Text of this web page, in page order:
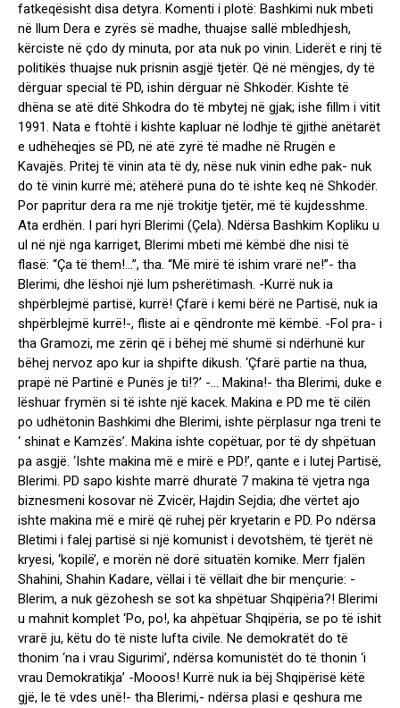
fatkeqësisht disa detyra. Komenti i plotë: Bashkimi nuk mbeti
në llum Dera e zyrës së madhe, thuajse sallë mbledhjesh,
kërciste në çdo dy minuta, por ata nuk po vinin. Liderët e rinj të
politikës thuajse nuk prisnin asgjë tjetër. Që në mëngjes, dy të
dërguar special të PD, ishin dërguar në Shkodër. Kishte të
dhëna se atë ditë Shkodra do të mbytej në gjak; ishe fillm i vitit
1991. Nata e ftohtë i kishte kapluar në lodhje të gjithë anëtarët
e udhëheqjes së PD, në atë zyrë të madhe në Rrugën e
Kavajës. Pritej të vinin ata të dy, nëse nuk vinin edhe pak- nuk
do të vinin kurrë më; atëherë puna do të ishte keq në Shkodër.
Por papritur dera ra me një trokitje tjetër, më të kujdesshme.
Ata erdhën. I pari hyri Blerimi (Çela). Ndërsa Bashkim Kopliku u
ul në një nga karriget, Blerimi mbeti më këmbë dhe nisi të
flasë: “Ça të them!…”, tha. “Më mirë të ishim vrarë ne!”- tha
Blerimi, dhe lëshoi një lum psherëtimash. -Kurrë nuk ia
shpërblejmë partisë, kurrë! Çfarë i kemi bërë ne Partisë, nuk ia
shpërblejmë kurrë!-, fliste ai e qëndronte më këmbë. -Fol pra- i
tha Gramozi, me zërin që i bëhej më shumë si ndërhunë kur
bëhej nervoz apo kur ia shpifte dikush. ‘Çfarë partie na thua,
prapë në Partinë e Punës je ti!?’ -… Makina!- tha Blerimi, duke e
lëshuar frymën si të ishte një kacek. Makina e PD me të cilën
po udhëtonin Bashkimi dhe Blerimi, ishte përplasur nga treni te
‘ shinat e Kamzës’. Makina ishte copëtuar, por të dy shpëtuan
pa asgjë. ‘Ishte makina më e mirë e PD!’, qante e i lutej Partisë,
Blerimi. PD sapo kishte marrë dhuratë 7 makina të vjetra nga
biznesmeni kosovar në Zvicër, Hajdin Sejdia; dhe vërtet ajo
ishte makina më e mirë që ruhej për kryetarin e PD. Po ndërsa
Bletimi i falej partisë si një komunist i devotshëm, të tjerët në
kryesi, ‘kopilë’, e morën në dorë situatën komike. Merr fjalën
Shahini, Shahin Kadare, vëllai i të vëllait dhe bir mençurie: -
Blerim, a nuk gëzohesh se sot ka shpëtuar Shqipëria?! Blerimi
u mahnit komplet ‘Po, po!, ka ahpëtuar Shqipëria, se po të ishit
vrarë ju, këtu do të niste lufta civile. Ne demokratët do të
thonim ‘na i vrau Sigurimi’, ndërsa komunistët do të thonin ‘i
vrau Demokratikja’ -Mooos! Kurrë nuk ia bëj Shqipërisë këtë
gjë, le të vdes unë!- tha Blerimi,- ndërsa plasi e qeshura me